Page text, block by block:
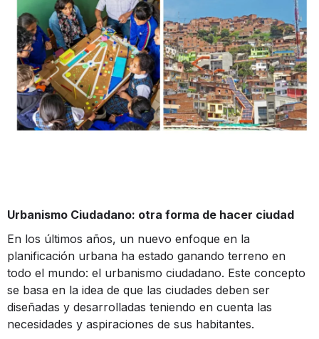
Urbanismo Ciudadano: otra forma de hacer ciudad
En los últimos años, un nuevo enfoque en la
planificación urbana ha estado ganando terreno en
todo el mundo: el urbanismo ciudadano. Este concepto
se basa en la idea de que las ciudades deben ser
diseñadas y desarrolladas teniendo en cuenta las
necesidades y aspiraciones de sus habitantes.